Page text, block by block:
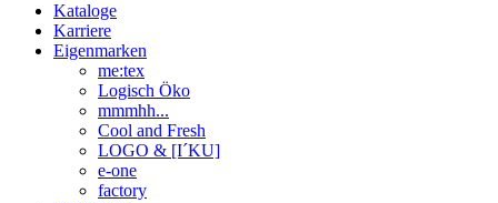
Kataloge
Karriere
Eigenmarken
me:tex
Logisch Öko
mmmhh...
Cool and Fresh
LOGO & [I´KU]
e-one
factory